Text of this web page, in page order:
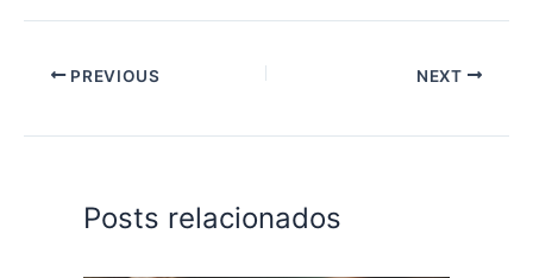
PREVIOUS NEXT
Posts relacionados